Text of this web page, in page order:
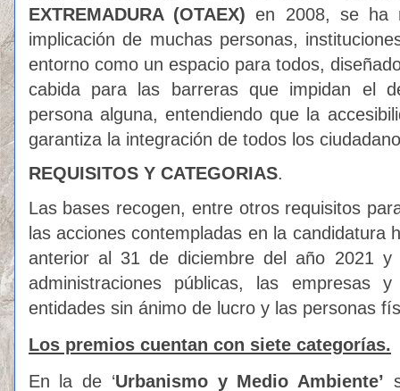
EXTREMADURA (OTAEX)en 2008, se ha
implicación de muchas personas,
entorno como un espacio para todos,
cabida para las barreras que impidan el
persona alguna, entendiendo que la
garantiza la integración de todos los
REQUISITOS Y CATEGORIAS.
Las bases recogen, entre otros requisitos
las acciones contempladas en la candidatura
anterior al 31 de diciembre del año 2021 y
administraciones públicas, las empresas
entidades sin ánimo de lucro y las personas
Los premios cuentan con siete categorías.
En la de ‘Urbanismo y Medio Ambiente’